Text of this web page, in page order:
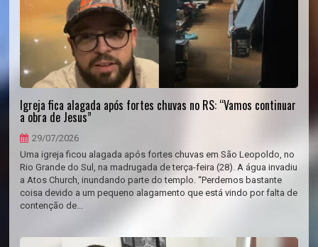
Igreja fica alagada após fortes chuvas no RS: “Vamos continuar
a obra de Jesus”
29/07/2026
Uma igreja ficou alagada após fortes chuvas em São Leopoldo, no
Rio Grande do Sul, na madrugada de terça-feira (28). A água invadiu
a Atos Church, inundando parte do templo. “Perdemos bastante
coisa devido a um pequeno alagamento que está vindo por falta de
contenção de...